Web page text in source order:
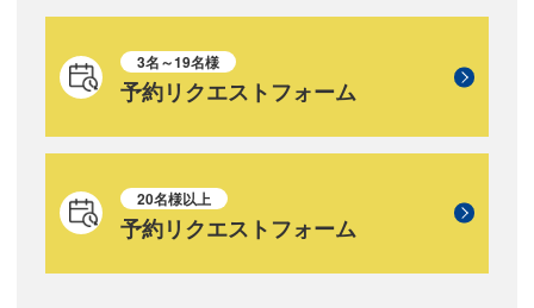
3名～19名様
予約リクエストフォーム
20名様以上
予約リクエストフォーム